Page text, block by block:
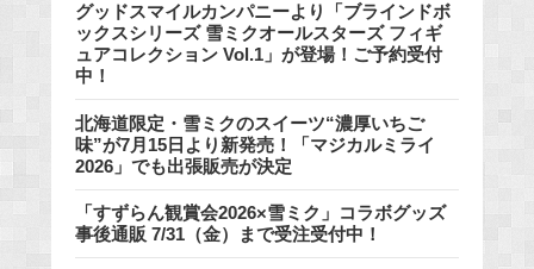
グッドスマイルカンパニーより「ブラインドボ
ックスシリーズ 雪ミクオールスターズ フィギ
ュアコレクション Vol.1」が登場！ご予約受付
中！
北海道限定・雪ミクのスイーツ“濃厚いちご
味”が7月15日より新発売！「マジカルミライ
2026」でも出張販売が決定
「すずらん観賞会2026×雪ミク」コラボグッズ
事後通販 7/31（金）まで受注受付中！